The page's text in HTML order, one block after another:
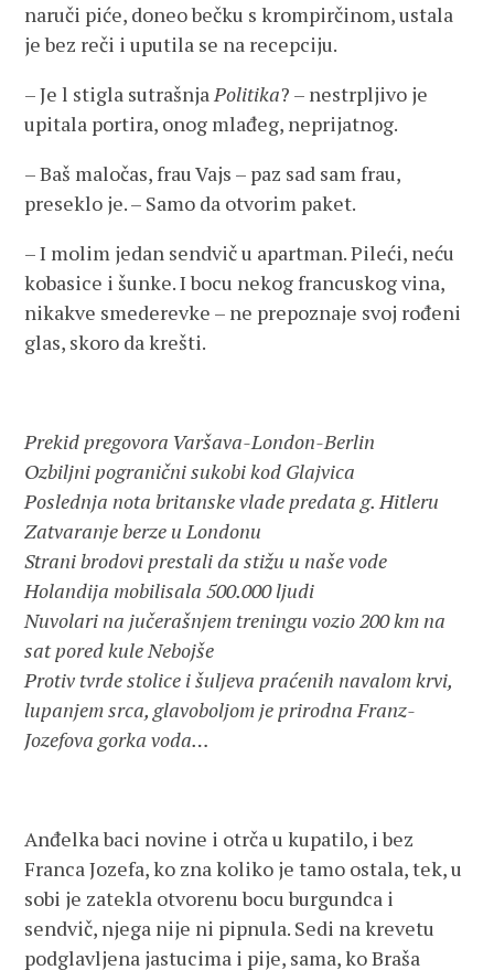
naruči piće, doneo bečku s krompirčinom, ustala
je bez reči i uputila se na recepciju.
– Je l stigla sutrašnjaPolitika? – nestrpljivo je
upitala portira, onog mlađeg, neprijatnog.
– Baš maločas, frau Vajs – paz sad sam frau,
preseklo je. – Samo da otvorim paket.
– I molim jedan sendvič u apartman. Pileći, neću
kobasice i šunke. I bocu nekog francuskog vina,
nikakve smederevke – ne prepoznaje svoj rođeni
glas, skoro da krešti.
Prekid pregovora Varšava-London-Berlin
Ozbiljni pogranični sukobi kod Glajvica
Poslednja nota britanske vlade predata g. Hitleru
Zatvaranje berze u Londonu
Strani brodovi prestali da stižu u naše vode
Holandija mobilisala 500.000 ljudi
Nuvolari na jučerašnjem treningu vozio 200 km na
sat pored kule Nebojše
Protiv tvrde stolice i šuljeva praćenih navalom krvi,
lupanjem srca, glavoboljom je prirodna Franz-
Jozefova gorka voda…
Anđelka baci novine i otrča u kupatilo, i bez
Franca Jozefa, ko zna koliko je tamo ostala, tek, u
sobi je zatekla otvorenu bocu burgundca i
sendvič, njega nije ni pipnula. Sedi na krevetu
podglavljena jastucima i pije, sama, ko Braša